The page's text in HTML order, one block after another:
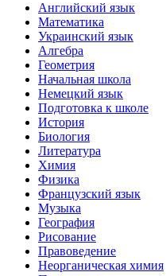
Английский язык
Математика
Украинский язык
Алгебра
Геометрия
Начальная школа
Немецкий язык
Подготовка к школе
История
Биология
Литература
Химия
Физика
Французский язык
Музыка
География
Рисование
Правоведение
Неорганическая химия